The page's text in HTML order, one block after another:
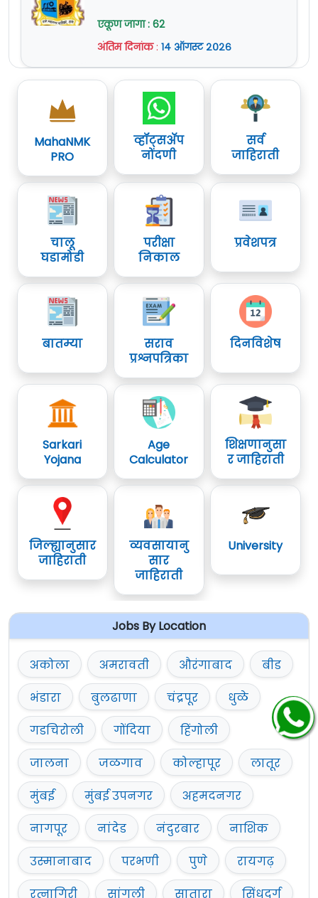
सविस्तर माहितीसाठी कृपया जाहिरात वाचावी.
अधिक माहितीwww.mahapolice.gov.in
वेबसाईट वर दिलेली आहे.
एकूण जागा : 62
अंतिम दिनांक : १४ ऑगस्ट २०२६
MahaNMK
PRO
व्हॉट्सॲप
नोंदणी
सर्व
जाहिराती
चालू
घडामोडी
परीक्षा
निकाल
प्रवेशपत्र
बातम्या
सराव
प्रश्नपत्रिका
दिनविशेष
Sarkari
Yojana
Age
Calculator
शिक्षणानुसा
र जाहिराती
जिल्ह्यानुसार
जाहिराती
व्यवसायानु
सार
जाहिराती
University
Jobs By Location
अकोला अमरावती औरंगाबाद
बीड
भंडारा
बुलढाणा चंद्रपूर
धुळे
गडचिरोली
गोंदिया
हिंगोली
जालना
जळगाव कोल्हापूर
लातूर
मुंबई
मुंबई उपनगर
अहमदनगर
नागपूर
नांदेड नंदुरबार
नाशिक
उस्मानाबाद
परभणी पुणे
रायगढ़